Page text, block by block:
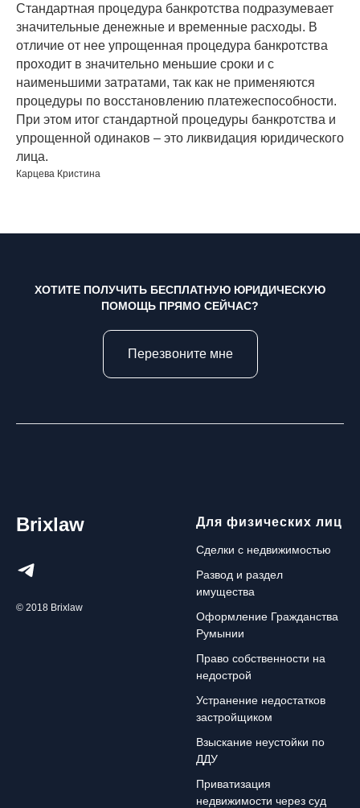
Стандартная процедура банкротства подразумевает
значительные денежные и временные расходы. В
отличие от нее упрощенная процедура банкротства
проходит в значительно меньшие сроки и с
наименьшими затратами, так как не применяются
процедуры по восстановлению платежеспособности.
При этом итог стандартной процедуры банкротства и
упрощенной одинаков – это ликвидация юридического
лица.
Карцева Кристина
ХОТИТЕ ПОЛУЧИТЬ БЕСПЛАТНУЮ ЮРИДИЧЕСКУЮ
ПОМОЩЬ ПРЯМО СЕЙЧАС?
Перезвоните мне
Brixlaw
© 2018 Brixlaw
Для физических лиц
Сделки с недвижимостью
Развод и раздел
имущества
Оформление Гражданства
Румынии
Право собственности на
недострой
Устранение недостатков
застройщиком
Взыскание неустойки по
ДДУ
Приватизация
недвижимости через суд